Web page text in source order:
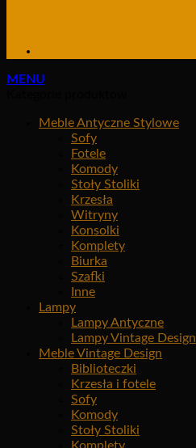
MENU
Meble Antyczne Stylowe
Sofy
Fotele
Komody
Stoły Stoliki
Krzesła
Witryny
Konsolki
Komplety
Biurka
Szafki
Inne
Lampy
Lampy Antyczne
Lampy Vintage Design
Meble Vintage Design
Biblioteczki
Krzesła i fotele
Sofy
Komody
Stoły Stoliki